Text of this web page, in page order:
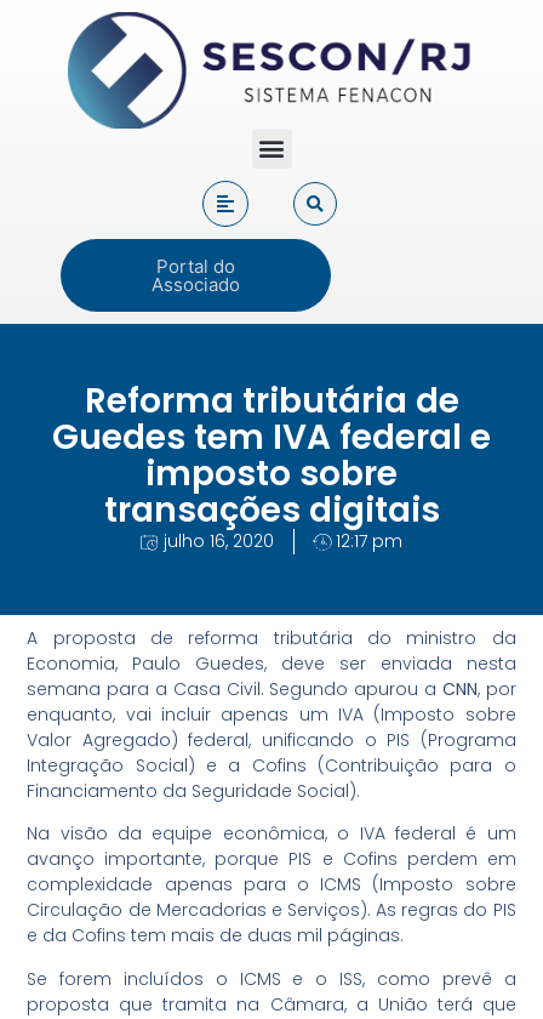
Portal do
Associado
Reforma tributária de
Guedes tem IVA federal e
imposto sobre
transações digitais
julho 16, 2020 12:17 pm
A proposta de reforma tributária do ministro da
Economia, Paulo Guedes, deve ser enviada nesta
semana para a Casa Civil. Segundo apurou a CNN, por
enquanto, vai incluir apenas um IVA (Imposto sobre
Valor Agregado) federal, unificando o PIS (Programa
Integração Social) e a Cofins (Contribuição para o
Financiamento da Seguridade Social).
Na visão da equipe econômica, o IVA federal é um
avanço importante, porque PIS e Cofins perdem em
complexidade apenas para o ICMS (Imposto sobre
Circulação de Mercadorias e Serviços). As regras do PIS
e da Cofins tem mais de duas mil páginas.
Se forem incluídos o ICMS e o ISS, como prevê a
proposta que tramita na Câmara, a União terá que